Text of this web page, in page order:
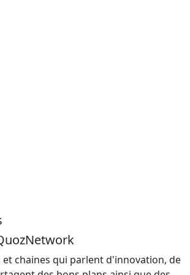
et chaines qui parlent d'innovation, de